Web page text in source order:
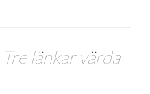
Tre länkar värda